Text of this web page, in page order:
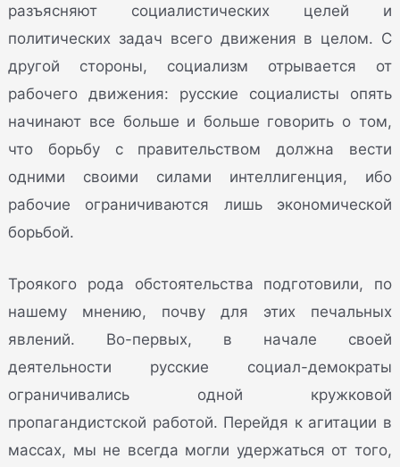
разъясняют социалистических целей и
политических задач всего движения в целом. С
другой стороны, социализм отрывается от
рабочего движения: русские социалисты опять
начинают все больше и больше говорить о том,
что борьбу с правительством должна вести
одними своими силами интеллигенция, ибо
рабочие ограничиваются лишь экономической
борьбой.
Троякого рода обстоятельства подготовили, по
нашему мнению, почву для этих печальных
явлений. Во-первых, в начале своей
деятельности русские социал-демократы
ограничивались одной кружковой
пропагандистской работой. Перейдя к агитации в
массах, мы не всегда могли удержаться от того,